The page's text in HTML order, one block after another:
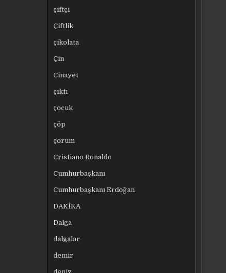
çiftçi
Çiftlik
çikolata
Çin
Cinayet
çıktı
çocuk
çöp
çorum
Cristiano Ronaldo
Cumhurbaşkanı
Cumhurbaşkanı Erdoğan
DAKİKA
Dalga
dalgalar
demir